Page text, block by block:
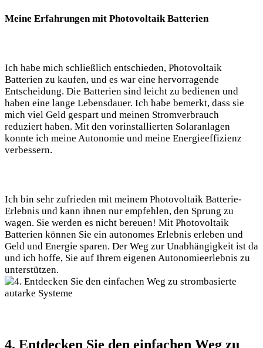
Meine Erfahrungen mit Photovoltaik Batterien
Ich habe mich schließlich entschieden, Photovoltaik
Batterien zu kaufen, und es war eine hervorragende
Entscheidung. Die Batterien sind leicht zu bedienen und
haben eine lange Lebensdauer. Ich habe bemerkt, dass sie
mich viel Geld gespart und meinen Stromverbrauch
reduziert haben. Mit den vorinstallierten Solaranlagen
konnte ich meine Autonomie und meine Energieeffizienz
verbessern.
Ich bin sehr zufrieden mit meinem Photovoltaik Batterie-
Erlebnis und kann ihnen nur empfehlen, den Sprung zu
wagen. Sie werden es nicht bereuen! Mit Photovoltaik
Batterien können Sie ein autonomes Erlebnis erleben und
Geld und Energie sparen. Der Weg zur Unabhängigkeit ist da
und ich hoffe, Sie auf Ihrem eigenen Autonomieerlebnis zu
unterstützen.
4. Entdecken Sie den einfachen Weg zu